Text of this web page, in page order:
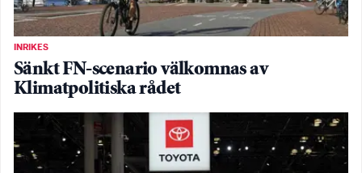
INRIKES
Sänkt FN-scenario välkomnas av
Klimatpolitiska rådet